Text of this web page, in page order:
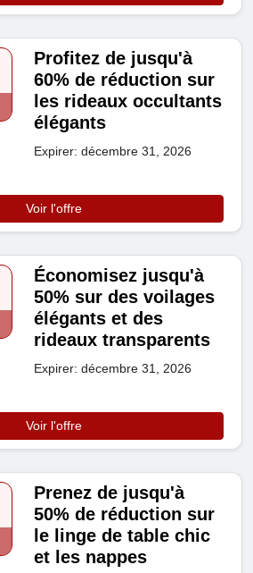
Profitez de jusqu'à
60% de réduction sur
les rideaux occultants
élégants
Expirer: décembre 31, 2026
Voir l'offre
Économisez jusqu'à
50% sur des voilages
élégants et des
rideaux transparents
Expirer: décembre 31, 2026
Voir l'offre
Prenez de jusqu'à
50% de réduction sur
le linge de table chic
et les nappes